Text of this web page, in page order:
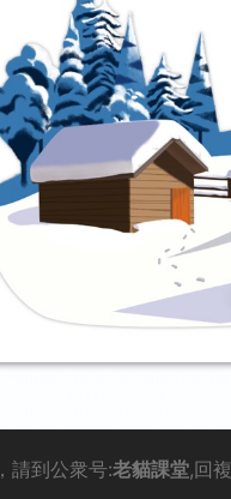
，請到公衆号:老貓課堂,回複